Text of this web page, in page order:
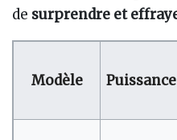
de surprendre et
Modèle Puissance